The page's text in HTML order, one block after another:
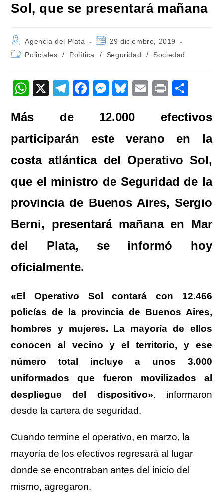
Sol, que se presentará mañana
Autor
de
la
Agencia del Plata
Publicación
la
29 diciembre, 2019
Categoría
entrada:
Policiales / Política / Seguridad / Sociedad
W
at
s
A
p
p
X
T
e
gr
a
m
F
e
o
o
k
M
ss
e
n
g
er
Bl
e
sk
y
E
ail
Pr
t
m
p
ar
tir
Más de 12.000 efectivos
participarán este verano en la
costa atlántica del Operativo Sol,
que el ministro de Seguridad de la
provincia de Buenos Aires, Sergio
Berni, presentará mañana en Mar
del Plata, se informó hoy
oficialmente.
«El Operativo Sol contará con 12.466
policías de la provincia de Buenos Aires,
hombres y mujeres. La mayoría de ellos
conocen al vecino y el territorio, y ese
número total incluye a unos 3.000
uniformados que fueron movilizados al
despliegue del dispositivo», informaron
desde la cartera de seguridad.
Cuando termine el operativo, en marzo, la
mayoría de los efectivos regresará al lugar
donde se encontraban antes del inicio del
mismo, agregaron.